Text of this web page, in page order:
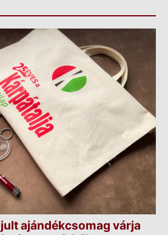
ajándékcsomag várja